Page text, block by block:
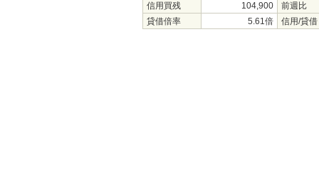
信用買残
104,900
前週比
貸借倍率
5.61倍 信用/貸借